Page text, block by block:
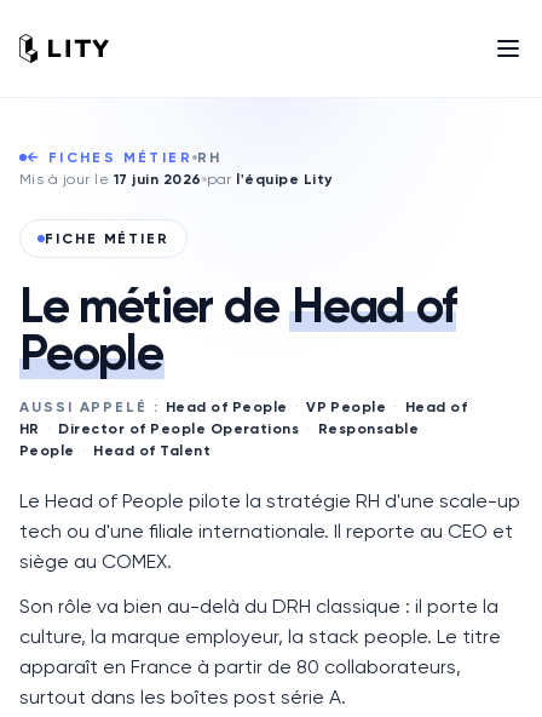
← FICHES MÉTIER RH
Mis à jour le 17 juin 2026 par l'équipe Lity
FICHE MÉTIER
Le métier de Head of
People
AUSSI APPELÉ : Head of People · VP People ·
Head of
HR
· Director of People Operations ·
Responsable
People
· Head of Talent
Le Head of People pilote la stratégie RH d'une scale-up
tech ou d'une filiale internationale. Il reporte au CEO et
siège au COMEX.
Son rôle va bien au-delà du DRH classique : il porte la
culture, la marque employeur, la stack people. Le titre
apparaît en France à partir de 80 collaborateurs,
surtout dans les boîtes post série A.